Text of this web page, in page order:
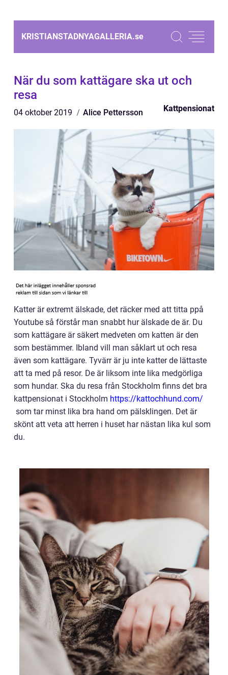
KRISTIANSTADNYAGALLERIA.se
När du som kattägare ska ut och
resa
04 oktober 2019 Alice Pettersson Kattpensionat
Katter är extremt älskade, det räcker med att titta ppå
Youtube så förstår man snabbt hur älskade de är. Du
som kattägare är säkert medveten om katten är den
som bestämmer. Ibland vill man såklart ut och resa
även som kattägare. Tyvärr är ju inte katter de lättaste
att ta med på resor. De är liksom inte lika medgörliga
som hundar. Ska du resa från Stockholm finns det bra
kattpensionat i Stockholm https://kattochhund.com/
som tar minst lika bra hand om pälsklingen. Det är
skönt att veta att herren i huset har nästan lika kul som
du.